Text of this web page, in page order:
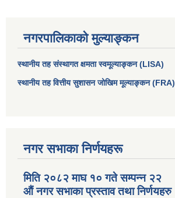
नगरपालिकाको मुल्याङ्कन
स्थानीय तह संस्थागत क्षमता स्वमूल्याङ्कन (LISA)
स्थानीय तह वित्तीय सुशासन जोखिम मूल्याङ्कन (FRA)
नगर सभाका निर्णयहरू
मिति २०८२ माघ १० गते सम्पन्न २२
औं नगर सभाका प्रस्ताव तथा निर्णयहरु